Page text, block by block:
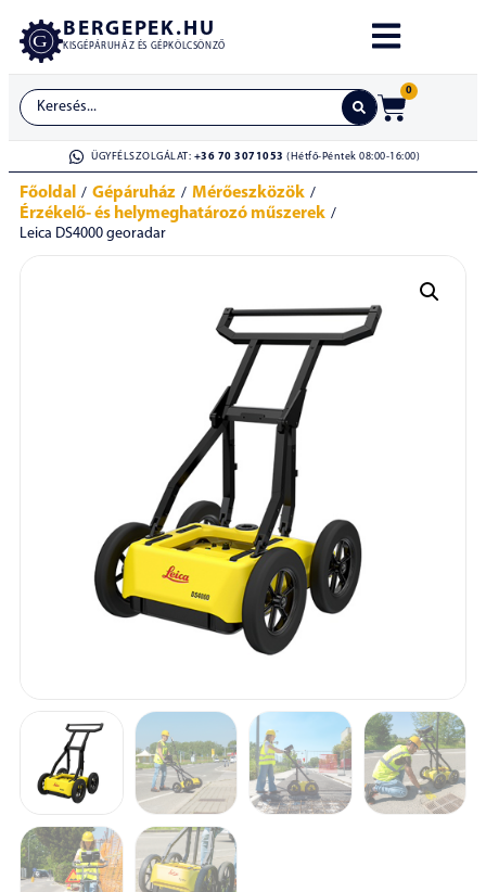
BERGEPEK.HU
KISGÉPÁRUHÁZ ÉS GÉPKÖLCSÖNZŐ
0
ÜGYFÉLSZOLGÁLAT: +36 70 3071053 (Hétfő-Péntek 08:00-16:00)
Főoldal / Gépáruház / Mérőeszközök /
Érzékelő- és helymeghatározó műszerek /
Leica DS4000 georadar